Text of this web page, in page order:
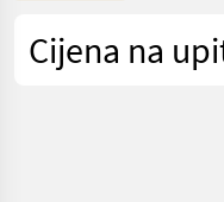
Cijena na